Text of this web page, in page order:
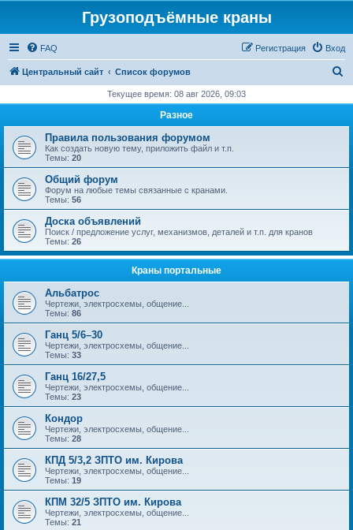
Грузоподъёмные краны
FAQ Вход
Регистрация
Центральный сайт Список форумов
с
Текущее время: 08 авг 2026, 09:03
Разное
Правила пользования форумом
Как создать новую тему, приложить файл и т.п.
Темы: 20
Общий форум
Форум на любые темы связанные с кранами.
Темы: 56
Доска объявлений
Поиск / предложение услуг, механизмов, деталей и т.п. для кранов
Темы: 26
Краны портальные
Альбатрос
Чертежи, электросхемы, общение...
Темы: 86
Ганц 5/6–30
Чертежи, электросхемы, общение...
Темы: 33
Ганц 16/27,5
Чертежи, электросхемы, общение...
Темы: 23
Кондор
Чертежи, электросхемы, общение...
Темы: 28
КПД 5/3,2 ЗПТО им. Кирова
Чертежи, электросхемы, общение...
Темы: 19
КПМ 32/5 ЗПТО им. Кирова
Чертежи, электросхемы, общение...
Темы: 21